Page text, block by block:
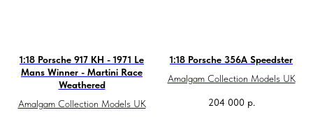
1:18 Porsche 917 KH - 1971 Le
Mans Winner - Martini Race
Weathered
Amalgam Collection Models UK
1:18 Porsche 356A Speedster
Amalgam Collection Models UK
204 000 р.